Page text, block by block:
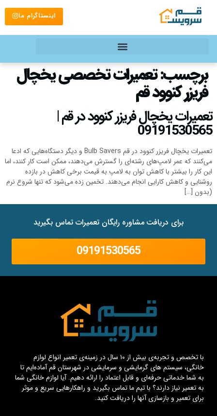
اینستاگرام ما
برچسب:تعمیرات تخصصی یخچال
فریزر کنوود قم
تعمیرات یخچال فریزر کنوود در قم |
09191530565
تعمیرات یخچال فریزر کنوود در قم Bulb Savers و دیگر دستگاه‌هایی که ادعا
می‌کنند که عمر لامپ‌های رشته‌ای را گسترش می‌دهند، ممکن است کار کنند، اما
این کار را بیشتر با کاهش توان به لامپ به قیمت برخی کاهش در بازده
روشنایی و کاهش کارایی انجام می‌دهند. تخمین زده می‌شود که تنها شروع نرم
(بدون […]
برای دریافت مشاوره رایگان تعمیرات تماس بگیرید
09191530565
با تخصص و تجربه‌ی بیش از ۱۰ سال در زمینه‌ی تعمیر انواع لوازم
خانگی، سیستم های گرمایشی و سرمایشی در شهرستان قم آماده‌ایم تا
به شما خدماتی حرفه‌ای و قابل اعتماد را ارائه دهیم. آیا لوازم خانگی شما
به تعمیر نیاز دارند؟ با تیم ما تماس بگیرید و راهکارهایی سریع و موثر
برای تعمیر و بازسازی آنها را دریافت کنید.